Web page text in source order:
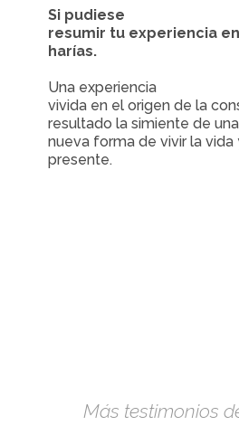
Si pudiese
resumir tu experiencia
harías.
Una experiencia
vivida en el origen de la
resultado la simiente de una
nueva forma de vivir la
presente.
Más testimonios